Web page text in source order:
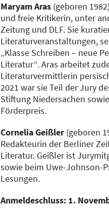
Maryam Aras (geboren
und freie Kritikerin, unter
Zeitung und DLF. Sie
Literaturveranstaltungen,
„Klasse Schreiben – neue
Literatur“. Aras arbeitet
Literaturvermittlerin
2021 war sie Teil der Jury
Stiftung Niedersachen
Förderpreis.
Cornelia Geißler (geboren
Redakteurin der Berliner
Literatur. Geißler ist
sowie beim Uwe-Johnson-
Lesungen.
Anmeldeschluss: 1.